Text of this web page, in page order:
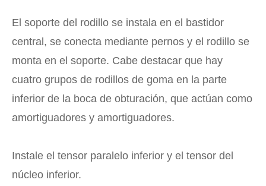
El soporte del rodillo se instala en el bastidor
central, se conecta mediante pernos y el rodillo se
monta en el soporte. Cabe destacar que hay
cuatro grupos de rodillos de goma en la parte
inferior de la boca de obturación, que actúan como
amortiguadores y amortiguadores.
Instale el tensor paralelo inferior y el tensor del
núcleo inferior.